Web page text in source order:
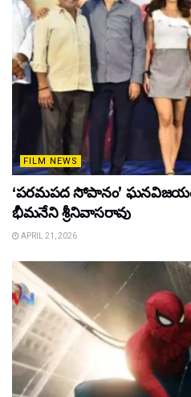
FILM NEWS
‘పరమపద సోపానం’ ఘనవిజయం
భీమనేని శ్రీనివాసరావు
APRIL 21, 2026